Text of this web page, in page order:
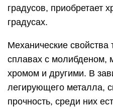
градусов, приобретает
градусах.
Механические
сплавах с молибденом,
хромом и другими. В
легирующего металла,
прочность, среди них